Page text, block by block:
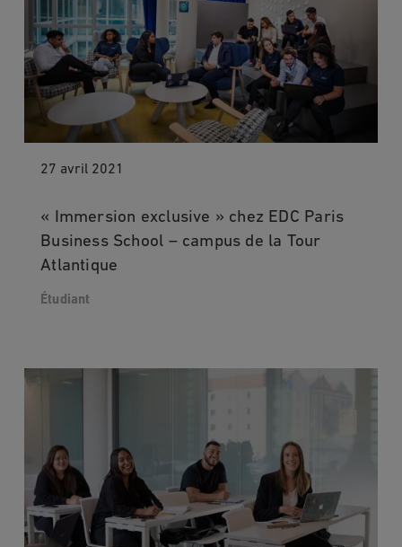
27 avril 2021
« Immersion exclusive » chez EDC Paris
Business School – campus de la Tour
Atlantique
Étudiant